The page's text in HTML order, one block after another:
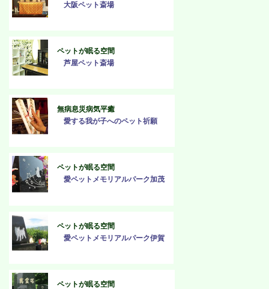
大阪ペット斎場
ペットが眠る空間
芦屋ペット斎場
無病息災病気平癒
愛する我が子へのペット祈願
ペットが眠る空間
愛ペットメモリアルパーク加茂
ペットが眠る空間
愛ペットメモリアルパーク伊賀
ペットが眠る空間